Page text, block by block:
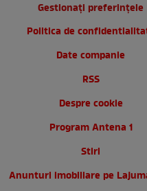
Gestionați preferințele
Politica de
Date companie
RSS
Despre cookie
Program Antena 1
Stiri
Anunturi imobiliare pe